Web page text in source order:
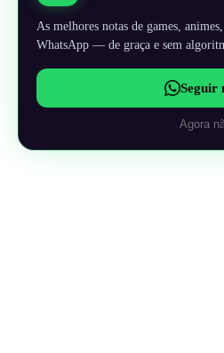
As melhores notas de games,
WhatsApp — de graça e sem
Seguir
Agora